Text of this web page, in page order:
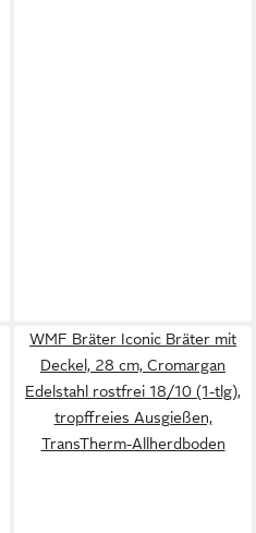
WMF Bräter Iconic Bräter mit
Deckel, 28 cm, Cromargan
Edelstahl rostfrei 18/10 (1-tlg),
tropffreies Ausgießen,
TransTherm-Allherdboden